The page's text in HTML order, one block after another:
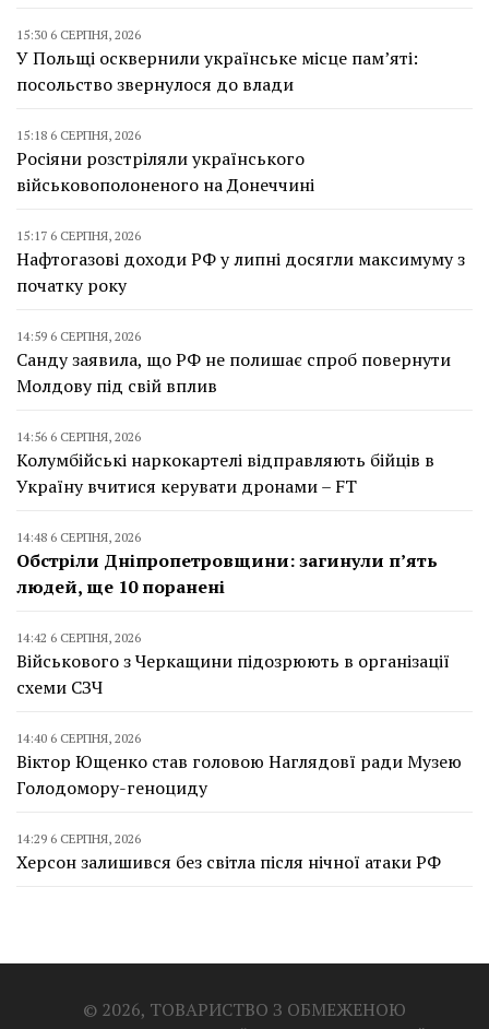
15:30 6 СЕРПНЯ, 2026
У Польщі осквернили українське місце пам’яті:
посольство звернулося до влади
15:18 6 СЕРПНЯ, 2026
Росіяни розстріляли українського
військовополоненого на Донеччині
15:17 6 СЕРПНЯ, 2026
Нафтогазові доходи РФ у липні досягли максимуму з
початку року
14:59 6 СЕРПНЯ, 2026
Санду заявила, що РФ не полишає спроб повернути
Молдову під свій вплив
14:56 6 СЕРПНЯ, 2026
Колумбійські наркокартелі відправляють бійців в
Україну вчитися керувати дронами – FT
14:48 6 СЕРПНЯ, 2026
Обстріли Дніпропетровщини: загинули п’ять
людей, ще 10 поранені
14:42 6 СЕРПНЯ, 2026
Військового з Черкащини підозрюють в організації
схеми СЗЧ
14:40 6 СЕРПНЯ, 2026
Віктор Ющенко став головою Наглядовї ради Музею
Голодомору-геноциду
14:29 6 СЕРПНЯ, 2026
Херсон залишився без світла після нічної атаки РФ
© 2026, ТОВАРИСТВО З ОБМЕЖЕНОЮ